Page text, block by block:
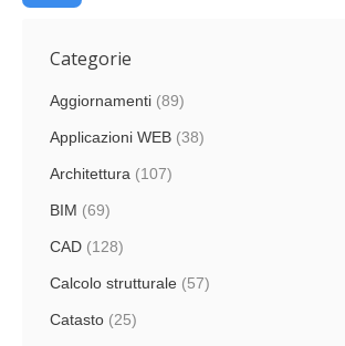
Categorie
Aggiornamenti (89)
Applicazioni WEB (38)
Architettura (107)
BIM (69)
CAD (128)
Calcolo strutturale (57)
Catasto (25)